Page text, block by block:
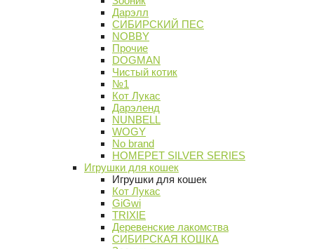
Дарэлл
СИБИРСКИЙ ПЕС
NOBBY
Прочие
DOGMAN
Чистый котик
№1
Кот Лукас
Дарэленд
NUNBELL
WOGY
No brand
HOMEPET SILVER SERIES
Игрушки для кошек
Игрушки для кошек
Кот Лукас
GiGwi
TRIXIE
Деревенские лакомства
СИБИРСКАЯ КОШКА